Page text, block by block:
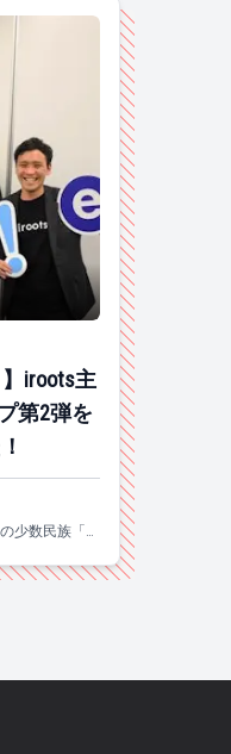
ました！
ました！
主催の人事ミートア
】iroots主
第2弾を
少数民族「カ
のは、お酒と